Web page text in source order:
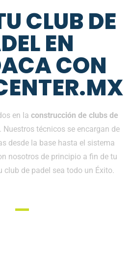
CLUB DE
EN
CON
en la construcción de clubs de
Nuestros técnicos se encargan de
desde la base hasta el sistema
nosotros de principio a fin de tu
club de padel sea todo un Éxito.